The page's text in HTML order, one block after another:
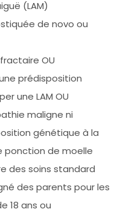
(LAM)
de novo ou
OU
prédisposition
une LAM OU
maligne ni
génétique à la
ponction de moelle
des soins standard
des parents pour les
18 ans ou